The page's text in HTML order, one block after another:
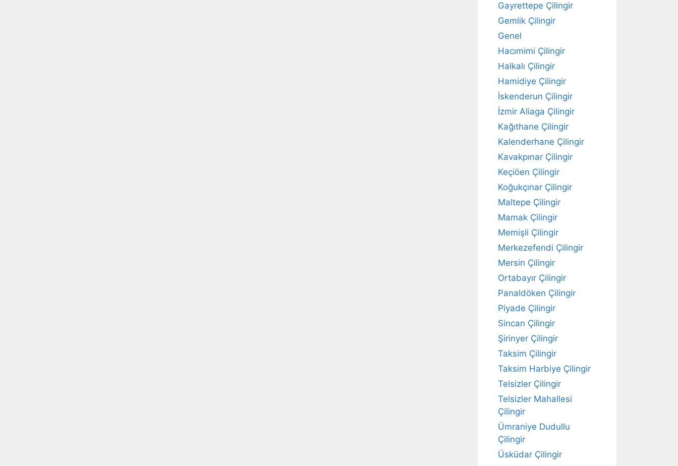
Gayrettepe Çilingir
Gemlik Çilingir
Genel
Hacımimi Çilingir
Halkalı Çilingir
Hamidiye Çilingir
İskenderun Çilingir
İzmir Aliaga Çilingir
Kağıthane Çilingir
Kalenderhane Çilingir
Kavakpınar Çilingir
Keçiöen Çilingir
Koğukçınar Çilingir
Maltepe Çilingir
Mamak Çilingir
Memişli Çilingir
Merkezefendi Çilingir
Mersin Çilingir
Ortabayır Çilingir
Panaldöken Çilingir
Piyade Çilingir
Sincan Çilingir
Şirinyer Çilingir
Taksim Çilingir
Taksim Harbiye Çilingir
Telsizler Çilingir
Telsizler Mahallesi
Çilingir
Ümraniye Dudullu
Çilingir
Üsküdar Çilingir